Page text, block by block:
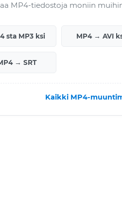
MP4-tiedostoja moniin
sta MP3 ksi MP4 → AVI
→ SRT
Kaikki MP4-